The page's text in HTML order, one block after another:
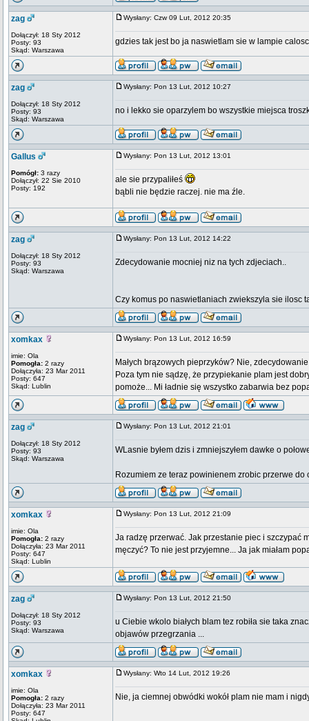
zag
Dołączył: 18 Sty 2012
Posty: 93
Skąd: Warszawa
Wysłany: Czw 09 Lut, 2012 20:35
gdzies tak jest bo ja naswietlam sie w lampie
zag
Dołączył: 18 Sty 2012
Posty: 93
Skąd: Warszawa
Wysłany: Pon 13 Lut, 2012 10:27
no i lekko sie oparzylem bo wszystkie miejsca
Gallus
Pomógł: 3 razy
Dołączył: 22 Sie 2010
Posty: 192
Wysłany: Pon 13 Lut, 2012 13:01
ale sie przypaliłeś
bąbli nie będzie raczej. nie ma źle.
zag
Dołączył: 18 Sty 2012
Posty: 93
Skąd: Warszawa
Wysłany: Pon 13 Lut, 2012 14:22
Zdecydowanie mocniej niz na tych zdjeciach..
Czy komus po naswietlaniach zwiekszyla sie ilosc
xomkax
imie: Ola
Pomogła: 2 razy
Dołączyła: 23 Mar 2011
Posty: 647
Skąd: Lublin
Wysłany: Pon 13 Lut, 2012 16:59
Małych brązowych pieprzyków? Nie,
Poza tym nie sądzę, że przypiekanie plam jest
pomoże... Mi ładnie się wszystko zabarwia bez
zag
Dołączył: 18 Sty 2012
Posty: 93
Skąd: Warszawa
Wysłany: Pon 13 Lut, 2012 21:01
WLasnie byłem dzis i zmniejszyłem dawke o
Rozumiem ze teraz powinienem zrobic przerwe
xomkax
imie: Ola
Pomogła: 2 razy
Dołączyła: 23 Mar 2011
Posty: 647
Skąd: Lublin
Wysłany: Pon 13 Lut, 2012 21:09
Ja radzę przerwać. Jak przestanie piec i szczypać
męczyć? To nie jest przyjemne... Ja jak miałam
zag
Dołączył: 18 Sty 2012
Posty: 93
Skąd: Warszawa
Wysłany: Pon 13 Lut, 2012 21:50
u Ciebie wkolo białych blam tez robiła sie taka
objawów przegrzania ...
xomkax
imie: Ola
Pomogła: 2 razy
Dołączyła: 23 Mar 2011
Posty: 647
Wysłany: Wto 14 Lut, 2012 19:26
Nie, ja ciemnej obwódki wokół plam nie mam i